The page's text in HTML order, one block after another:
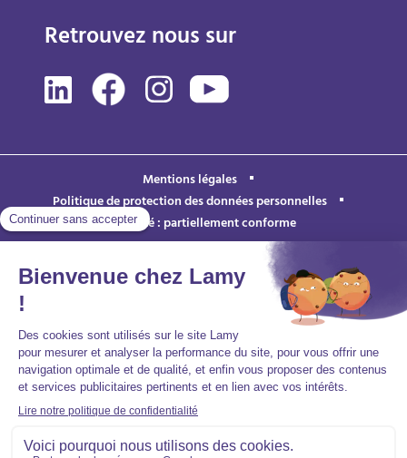
Retrouvez nous sur
Mentions légales
Politique de protection des données personnelles
Accessibilité : partiellement conforme